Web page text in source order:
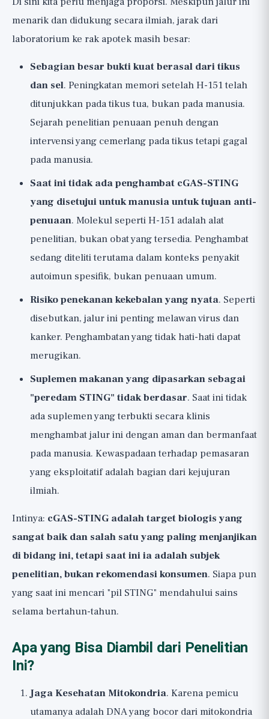
menarik dan didukung secara ilmiah, jarak dari
laboratorium ke rak apotek masih besar:
Sebagian besar bukti kuat berasal dari tikus
dan sel. Peningkatan memori setelah H-151 telah
ditunjukkan pada tikus tua, bukan pada manusia.
Sejarah penelitian penuaan penuh dengan
intervensi yang cemerlang pada tikus tetapi gagal
pada manusia.
Saat ini tidak ada penghambat cGAS-STING
yang disetujui untuk manusia untuk tujuan anti-
penuaan. Molekul seperti H-151 adalah alat
penelitian, bukan obat yang tersedia. Penghambat
sedang diteliti terutama dalam konteks penyakit
autoimun spesifik, bukan penuaan umum.
Risiko penekanan kekebalan yang nyata. Seperti
disebutkan, jalur ini penting melawan virus dan
kanker. Penghambatan yang tidak hati-hati dapat
merugikan.
Suplemen makanan yang dipasarkan sebagai
"peredam STING" tidak berdasar. Saat ini tidak
ada suplemen yang terbukti secara klinis
menghambat jalur ini dengan aman dan bermanfaat
pada manusia. Kewaspadaan terhadap pemasaran
yang eksploitatif adalah bagian dari kejujuran
ilmiah.
Intinya: cGAS-STING adalah target biologis yang
sangat baik dan salah satu yang paling menjanjikan
di bidang ini, tetapi saat ini ia adalah subjek
penelitian, bukan rekomendasi konsumen. Siapa pun
yang saat ini mencari "pil STING" mendahului sains
selama bertahun-tahun.
Apa yang Bisa Diambil dari Penelitian
Ini?
Jaga Kesehatan Mitokondria. Karena pemicu
utamanya adalah DNA yang bocor dari mitokondria